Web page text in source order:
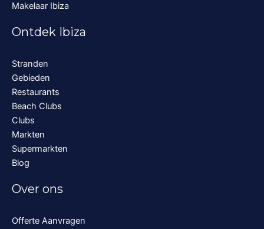
Makelaar Ibiza
Ontdek Ibiza
Stranden
Gebieden
Restaurants
Beach Clubs
Clubs
Markten
Supermarkten
Blog
Over ons
Offerte Aanvragen